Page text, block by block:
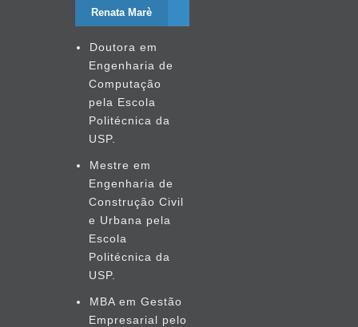
Renata Marè
Doutora em
Engenharia de
Computação
pela Escola
Politécnica da
USP.
Mestre em
Engenharia de
Construção Civil
e Urbana pela
Escola
Politécnica da
USP.
MBA em Gestão
Empresarial pelo